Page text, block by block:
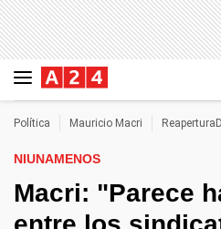
Política Mauricio Macri
NIUNAMENOS
Macri: "Parece